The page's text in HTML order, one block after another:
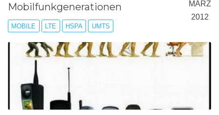
MÄRZ
2012
Mobilfunkgenerationen
MOBILE LTE HSPA UMTS